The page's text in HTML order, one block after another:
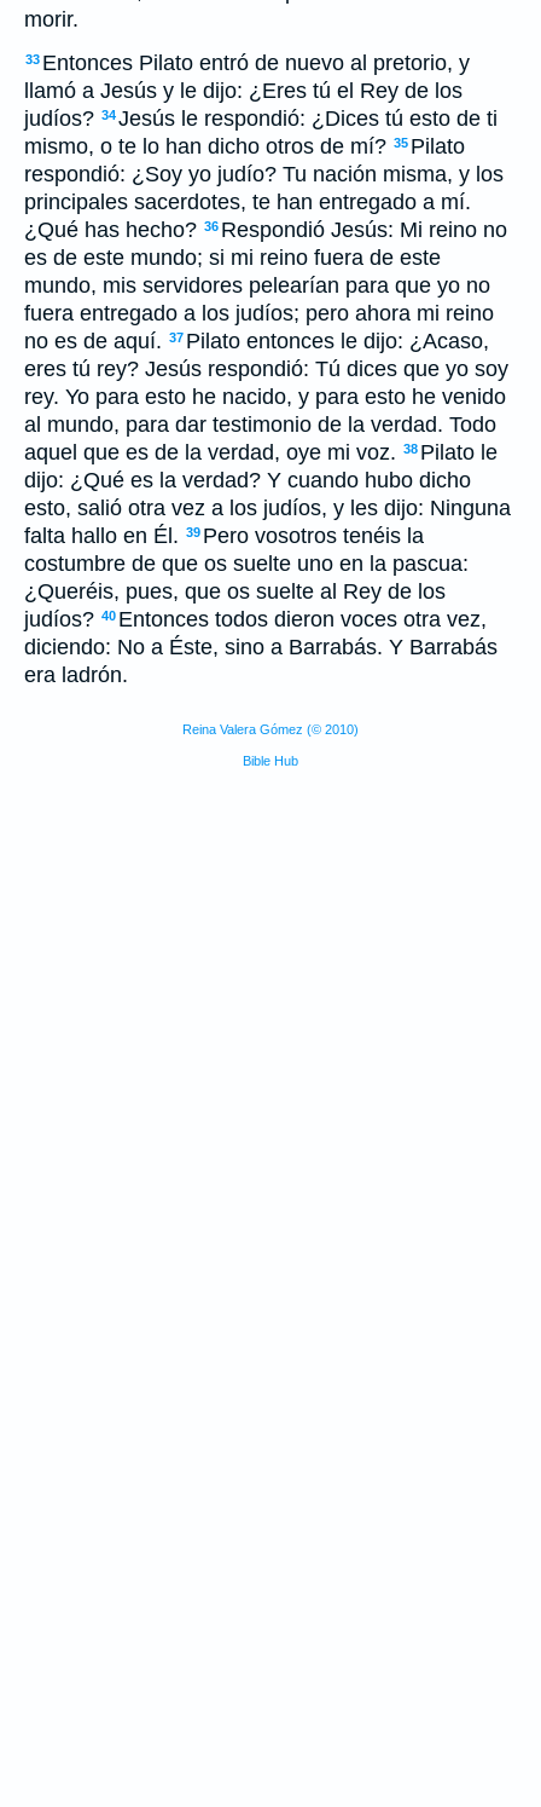
morir.
33 Entonces Pilato entró de nuevo al pretorio, y
llamó a Jesús y le dijo: ¿Eres tú el Rey de los
judíos? 34Jesús le respondió: ¿Dices tú esto de ti
mismo, o te lo han dicho otros de mí? 35 Pilato
respondió: ¿Soy yo judío? Tu nación misma, y los
principales sacerdotes, te han entregado a mí.
¿Qué has hecho? 36 Respondió Jesús: Mi reino no
es de este mundo; si mi reino fuera de este
mundo, mis servidores pelearían para que yo no
fuera entregado a los judíos; pero ahora mi reino
no es de aquí. 37 Pilato entonces le dijo: ¿Acaso,
eres tú rey? Jesús respondió: Tú dices que yo soy
rey. Yo para esto he nacido, y para esto he venido
al mundo, para dar testimonio de la verdad. Todo
aquel que es de la verdad, oye mi voz. 38 Pilato le
dijo: ¿Qué es la verdad? Y cuando hubo dicho
esto, salió otra vez a los judíos, y les dijo: Ninguna
falta hallo en Él. 39 Pero vosotros tenéis la
costumbre de que os suelte uno en la pascua:
¿Queréis, pues, que os suelte al Rey de los
judíos? 40 Entonces todos dieron voces otra vez,
diciendo: No a Éste, sino a Barrabás. Y Barrabás
era ladrón.
Reina Valera Gómez (© 2010)
Bible Hub